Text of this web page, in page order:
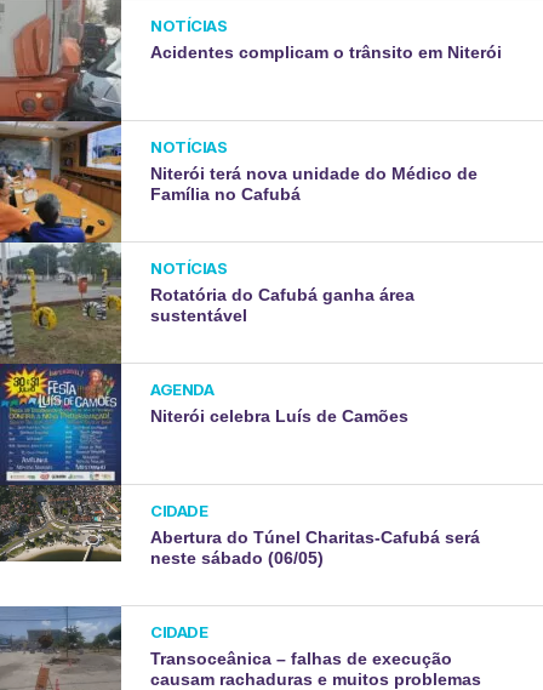
NOTÍCIAS
Acidentes complicam o trânsito em Niterói
NOTÍCIAS
Niterói terá nova unidade do Médico de
Família no Cafubá
NOTÍCIAS
Rotatória do Cafubá ganha área
sustentável
AGENDA
Niterói celebra Luís de Camões
CIDADE
Abertura do Túnel Charitas-Cafubá será
neste sábado (06/05)
CIDADE
Transoceânica – falhas de execução
causam rachaduras e muitos problemas